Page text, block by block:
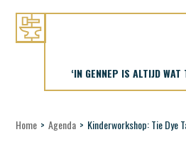
‘IN GENNEP IS ALTIJD WAT
Home > Agenda > Kinderworkshop: Tie Dye